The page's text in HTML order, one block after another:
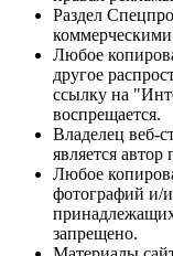
Раздел
Любое
другое
ссылку на
воспрещается.
Владелец веб-
является
Любое
фотографий и/
запрещено.